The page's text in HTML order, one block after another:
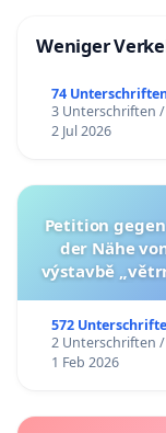
Weniger
74
3 Unterschriften /
2 Jul 2026
Petition
der Nähe
výstavbě
572
2 Unterschriften /
1 Feb 2026